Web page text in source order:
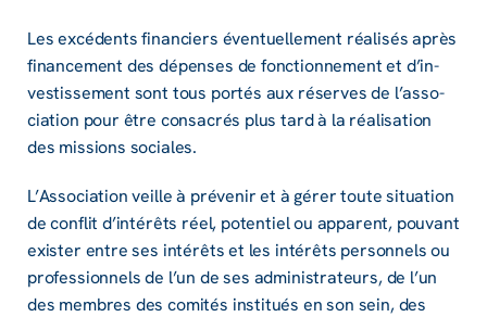
Les excé­dents finan­ciers éven­tuel­le­ment réali­sés après
finan­ce­ment des dépenses de fonc­tion­ne­ment et d’in­
ves­tis­se­ment sont tous portés aux réserves de l’as­so­
cia­tion pour être consa­crés plus tard à la réali­sa­tion
des missions sociales.
L’As­so­cia­tion veille à préve­nir et à gérer toute situa­tion
de conflit d’in­té­rêts réel, poten­tiel ou appa­rent, pouvant
exis­ter entre ses inté­rêts et les inté­rêts person­nels ou
profes­sion­nels de l’un de ses admi­nis­tra­teurs, de l’un
des membres des comi­tés insti­tués en son sein, des